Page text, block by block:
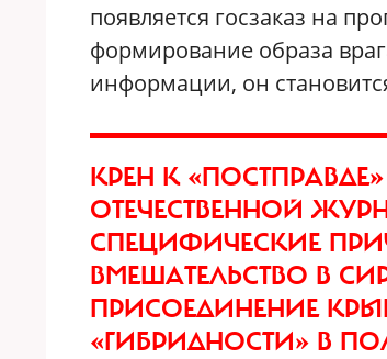
появляется госзаказ на
формирование образа
информации, он
КРЕН К
ОТЕЧЕСТВЕННОЙ
СПЕЦИФИЧЕСКИЕ
ВМЕШАТЕЛЬСТВО В
ПРИСОЕДИНЕНИЕ
«ГИБРИДНОСТИ» В